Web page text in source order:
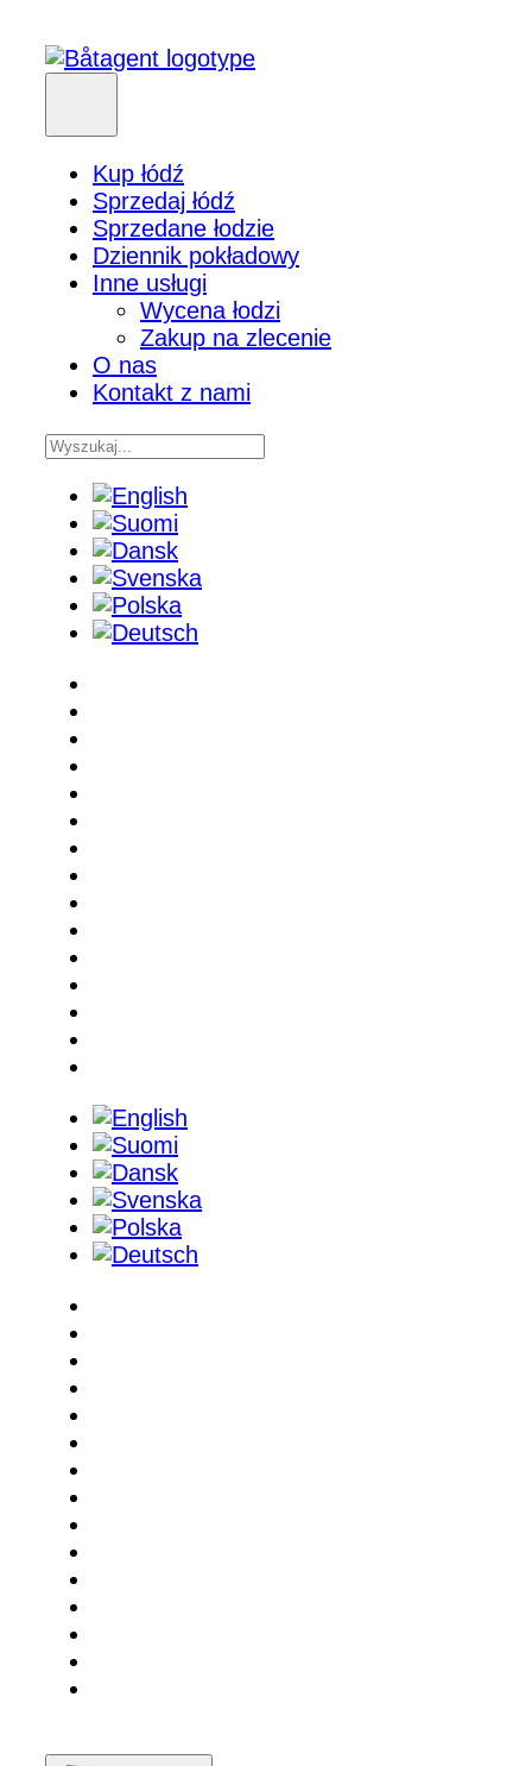
Kup łódź
Sprzedaj łódź
Sprzedane łodzie
Dziennik pokładowy
Inne usługi
Wycena łodzi
Zakup na zlecenie
O nas
Kontakt z nami